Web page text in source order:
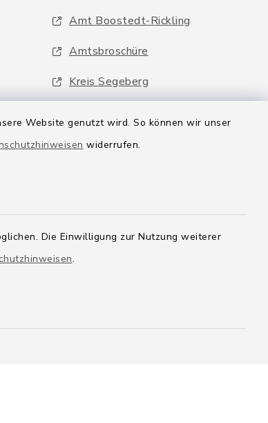
Website genutzt wird. So können wir unser
widerrufen.
Die Einwilligung zur Nutzung weiterer
.
Amt Boostedt-Rickling
Amtsbroschüre
Kreis Segeberg